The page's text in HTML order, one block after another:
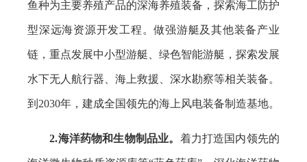
鱼种为主要养殖产品的深海养殖装备，探索海工防护
型深远海资源开发工程。做强游艇及其他装备产业
链，重点发展中小型游艇、绿色智能游艇，探索发展
水下无人航行器、海上救援、深水勘察等相关装备。
到2030年，建成全国领先的海上风电装备制造基地。
2.海洋药物和生物制品业。 着力打造国内领先的